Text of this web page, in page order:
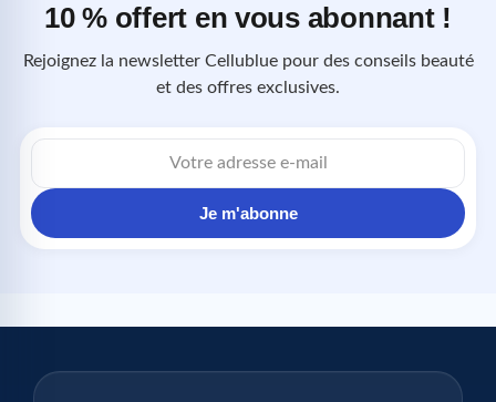
10 % offert en vous abonnant !
Rejoignez la newsletter Cellublue pour des conseils beauté
et des offres exclusives.
Adresse
e-
Je m'abonne